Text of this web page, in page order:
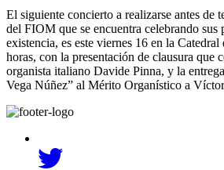
El siguiente concierto a realizarse antes de
del FIOM que se encuentra celebrando sus
existencia, es este viernes 16 en la
horas, con la presentación de clausura que
organista italiano Davide Pinna, y la
Vega Núñez” al Mérito Organístico a